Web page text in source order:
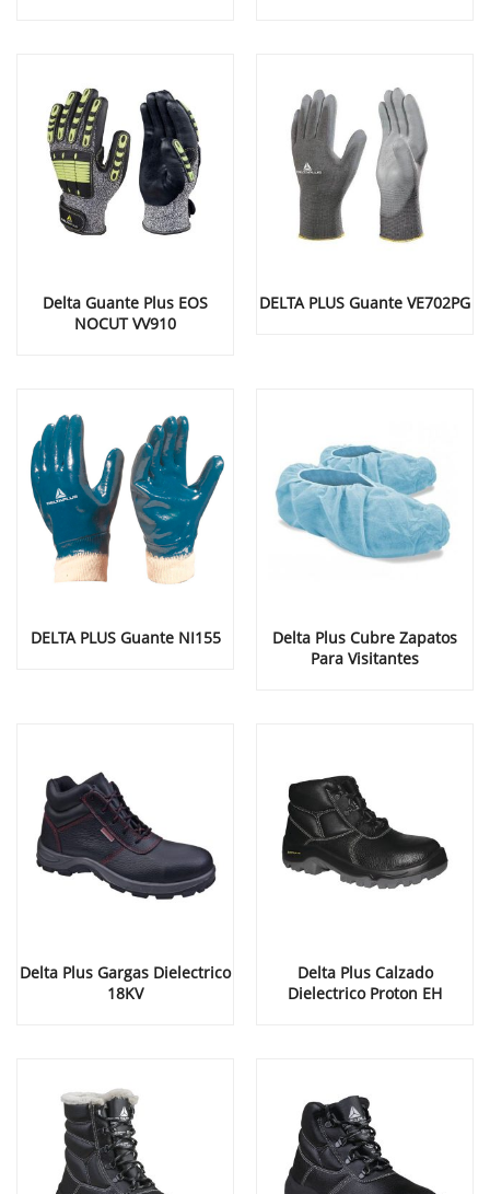
Delta Guante Plus EOS
NOCUT VV910
DELTA PLUS Guante VE702PG
DELTA PLUS Guante NI155
Delta Plus Cubre Zapatos
Para Visitantes
Delta Plus Gargas Dielectrico
18KV
Delta Plus Calzado
Dielectrico Proton EH